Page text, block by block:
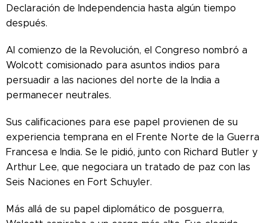
Declaración de Independencia hasta algún tiempo
después.
Al comienzo de la Revolución, el Congreso nombró a
Wolcott comisionado para asuntos indios para
persuadir a las naciones del norte de la India a
permanecer neutrales.
Sus calificaciones para ese papel provienen de su
experiencia temprana en el Frente Norte de la Guerra
Francesa e India. Se le pidió, junto con Richard Butler y
Arthur Lee, que negociara un tratado de paz con las
Seis Naciones en Fort Schuyler.
Más allá de su papel diplomático de posguerra,